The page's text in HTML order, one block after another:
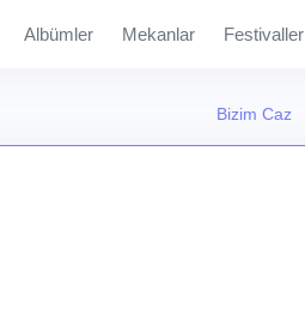
Albümler Mekanlar Festivaller
Bizim Caz